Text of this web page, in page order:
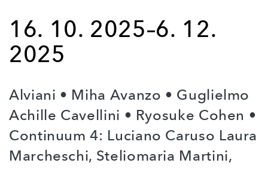
16. 10. 2025–6. 12.
2025
Alviani • Miha Avanzo • Guglielmo
Achille Cavellini • Ryosuke Cohen •
Continuum 4: Luciano Caruso Laura
Marcheschi, Steliomaria Martini,